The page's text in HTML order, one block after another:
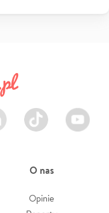
TikTok Youtube
O nas
Opinie